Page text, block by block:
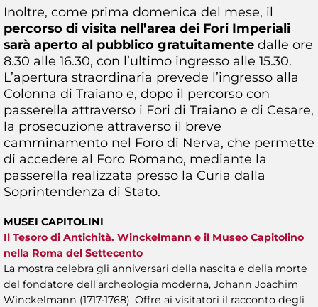
Inoltre, come prima domenica del mese, il
percorso di visita nell’area dei Fori Imperiali
sarà aperto al pubblico gratuitamente dalle ore
8.30 alle 16.30, con l’ultimo ingresso alle 15.30.
L’apertura straordinaria prevede l’ingresso alla
Colonna di Traiano e, dopo il percorso con
passerella attraverso i Fori di Traiano e di Cesare,
la prosecuzione attraverso il breve
camminamento nel Foro di Nerva, che permette
di accedere al Foro Romano, mediante la
passerella realizzata presso la Curia dalla
Soprintendenza di Stato.
MUSEI CAPITOLINI
Il Tesoro di Antichità. Winckelmann e il Museo Capitolino
nella Roma del Settecento
La mostra celebra gli anniversari della nascita e della morte
del fondatore dell’archeologia moderna, Johann Joachim
Winckelmann (1717-1768). Offre ai visitatori il racconto degli